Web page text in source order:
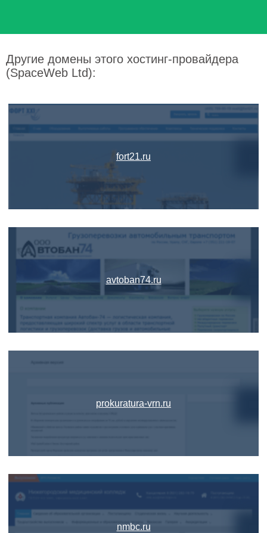
Другие домены этого хостинг-провайдера
(SpaceWeb Ltd):
fort21.ru
avtoban74.ru
prokuratura-vrn.ru
nmbc.ru